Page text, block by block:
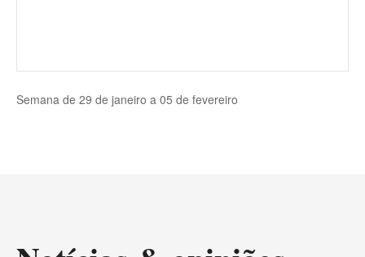
Semana de 29 de janeiro a 05 de fevereiro